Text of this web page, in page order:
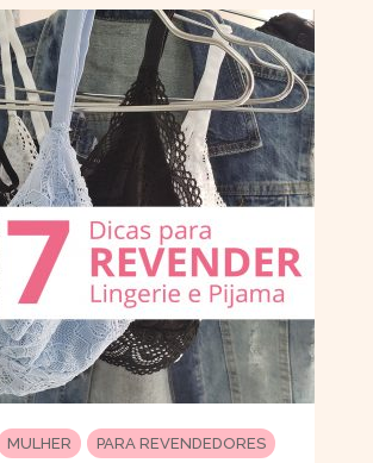
MULHER PARA REVENDEDORES